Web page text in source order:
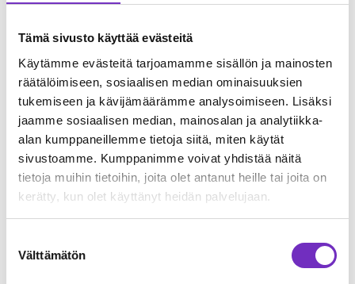
Tämä sivusto käyttää evästeitä
Käytämme evästeitä tarjoamamme sisällön ja mainosten
räätälöimiseen, sosiaalisen median ominaisuuksien
tukemiseen ja kävijämäärämme analysoimiseen. Lisäksi
jaamme sosiaalisen median, mainosalan ja analytiikka-
alan kumppaneillemme tietoja siitä, miten käytät
sivustoamme. Kumppanimme voivat yhdistää näitä
tietoja muihin tietoihin, joita olet antanut heille tai joita on
kerätty, kun olet käyttänyt heidän palvelujaan.
valinta
Välttämätön
taitetaan tuotemalleihin perustuvia katalogeja.
”EasyCatalog nopeutti merkittävästi taittotyötä: noin 900
tuotteen katalogiin meni alle tunti”, kertoo Korpivaara.
Tulevaisuuden tahtotilana on lisää integraatioita, kertoo
Tammisto. Tällä hetkellä Laattapiste-Pukkilalla on oma
rajapinta, jota kautta välitetään esimerkiksi YIT:lle ja FIRA:lle
tuotetietoa, mutta toiveena olisi oma, keskitetty data hub.
Lisäksi pilotoidaan myös portaalia, jonne toimittajat
pystyvät syöttämään tuotetietonsa ilman Exceleiden
lähettelyä.
Tarkastelemme, mitä voi yksinkertaistaa tai mitä